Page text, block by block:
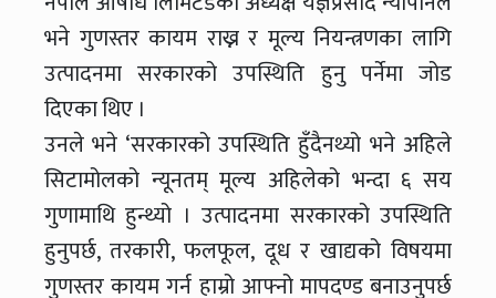
भने गुणस्तर कायम राख्न र मूल्य नियन्त्रणका लागि
उत्पादनमा सरकारको उपस्थिति हुनु पर्नेमा जोड
दिएका थिए ।
उनले भने ‘सरकारको उपस्थिति हुँदैनथ्यो भने अहिले
सिटामोलको न्यूनतम् मूल्य अहिलेको भन्दा ६ सय
गुणामाथि हुन्थ्यो । उत्पादनमा सरकारको उपस्थिति
हुनुपर्छ, तरकारी, फलफूल, दूध र खाद्यको विषयमा
गुणस्तर कायम गर्न हाम्रो आफ्नो मापदण्ड बनाउनुपर्छ